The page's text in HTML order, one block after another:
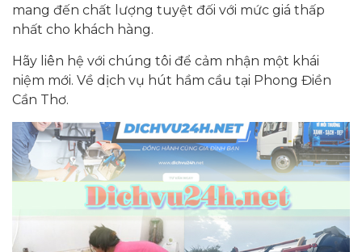
mang đến chất lượng tuyệt đối với mức giá thấp
nhất cho khách hàng.
Hãy liên hệ với chúng tôi để cảm nhận một khái
niệm mới. Về dịch vụ hút hầm cầu tại Phong Điền
Cần Thơ.